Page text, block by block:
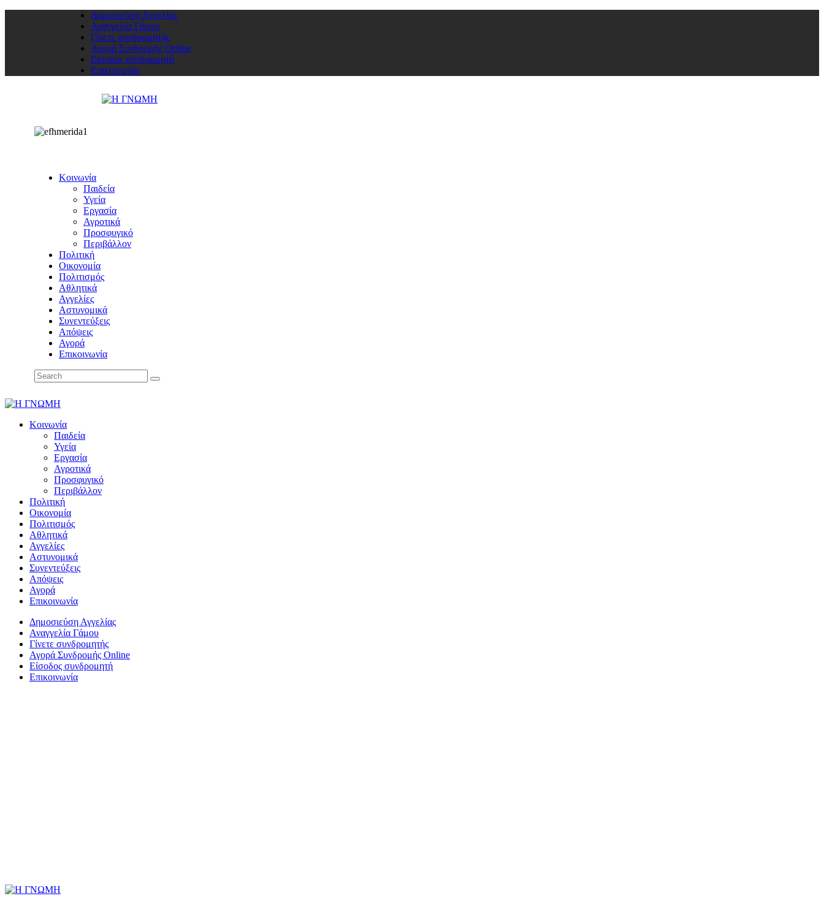
Δημοσιεύση Αγγελίας
Αναγγελία Γάμου
Γίνετε συνδρομητής
Αγορά Συνδρομής Online
Είσοδος συνδρομητή
Επικοινωνία
Κοινωνία
Παιδεία
Υγεία
Εργασία
Αγροτικά
Προσφυγικό
Περιβάλλον
Πολιτική
Οικονομία
Πολιτισμός
Αθλητικά
Αγγελίες
Αστυνομικά
Συνεντεύξεις
Απόψεις
Αγορά
Επικοινωνία
Κοινωνία
Παιδεία
Υγεία
Εργασία
Αγροτικά
Προσφυγικό
Περιβάλλον
Πολιτική
Οικονομία
Πολιτισμός
Αθλητικά
Αγγελίες
Αστυνομικά
Συνεντεύξεις
Απόψεις
Αγορά
Επικοινωνία
Δημοσιεύση Αγγελίας
Αναγγελία Γάμου
Γίνετε συνδρομητής
Αγορά Συνδρομής Online
Είσοδος συνδρομητή
Επικοινωνία